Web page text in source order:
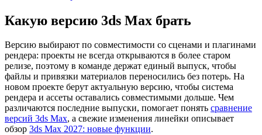
Какую версию 3ds Max брать
Версию выбирают по совместимости со сценами и плагинами
рендера: проекты не всегда открываются в более старом
релизе, поэтому в команде держат единый выпуск, чтобы
файлы и привязки материалов переносились без потерь. На
новом проекте берут актуальную версию, чтобы система
рендера и ассеты оставались совместимыми дольше. Чем
различаются последние выпуски, помогает понять сравнение
версий 3ds Max, а свежие изменения линейки описывает
обзор 3ds Max 2027: новые функции.